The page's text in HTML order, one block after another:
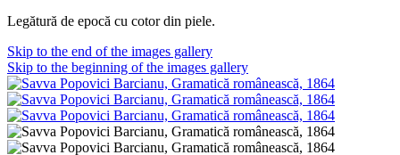
Legătură de epocă cu cotor din piele.
Skip to the end of the images gallery
Skip to the beginning of the images gallery